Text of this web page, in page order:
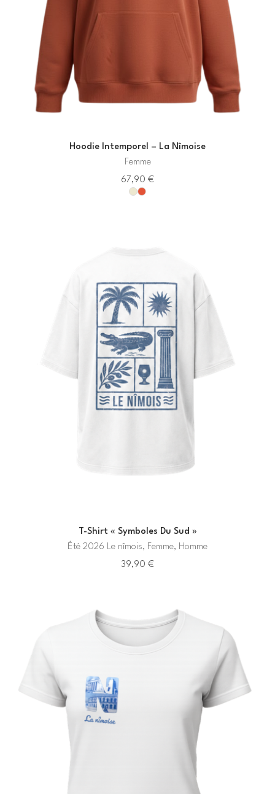
Hoodie Intemporel – La Nîmoise
Femme
67,90 €
T-Shirt « Symboles Du Sud »
Été 2026 Le nîmois, Femme, Homme
39,90 €